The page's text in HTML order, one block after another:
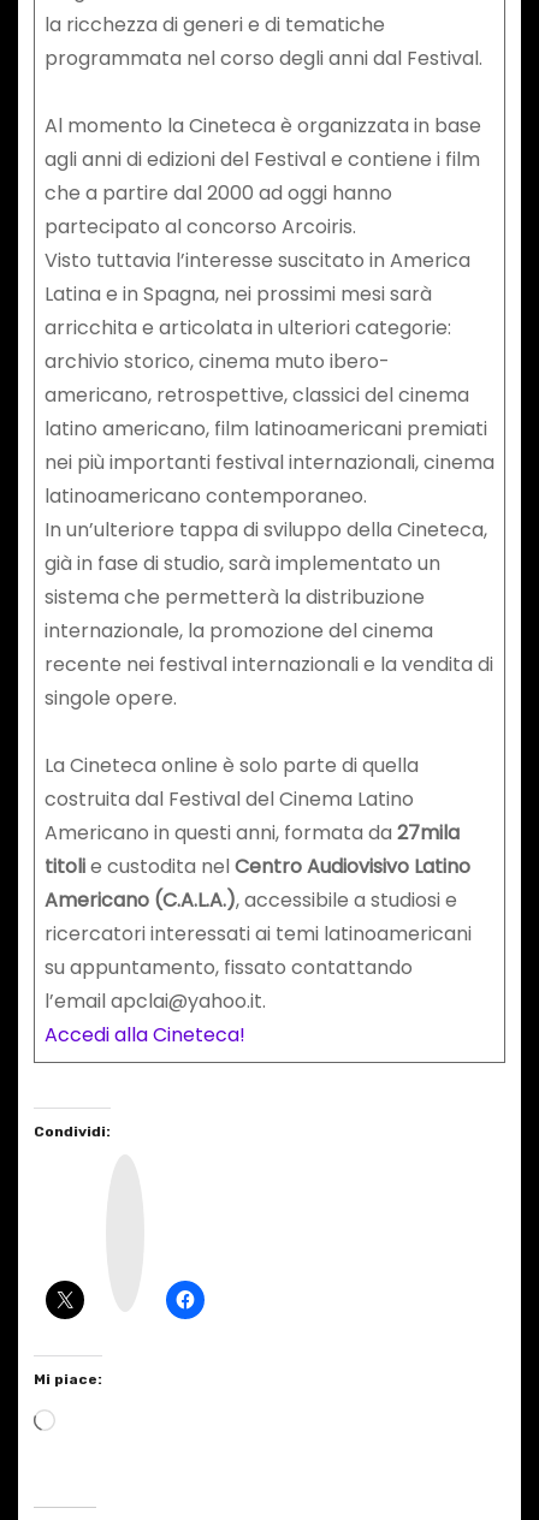
la ricchezza di generi e di tematiche
programmata nel corso degli anni dal Festival.
Al momento la Cineteca è organizzata in base
agli anni di edizioni del Festival e contiene i film
che a partire dal 2000 ad oggi hanno
partecipato al concorso Arcoiris.
Visto tuttavia l’interesse suscitato in America
Latina e in Spagna, nei prossimi mesi sarà
arricchita e articolata in ulteriori categorie:
archivio storico, cinema muto ibero-
americano, retrospettive, classici del cinema
latino americano, film latinoamericani premiati
nei più importanti festival internazionali, cinema
latinoamericano contemporaneo.
In un’ulteriore tappa di sviluppo della Cineteca,
già in fase di studio, sarà implementato un
sistema che permetterà la distribuzione
internazionale, la promozione del cinema
recente nei festival internazionali e la vendita di
singole opere.
La Cineteca online è solo parte di quella
costruita dal Festival del Cinema Latino
Americano in questi anni, formata da 27mila
titolie custodita nelCentro Audiovisivo Latino
Americano (C.A.L.A.), accessibile a studiosi e
ricercatori interessati ai temi latinoamericani
su appuntamento, fissato contattando
l’email apclai@yahoo.it.
Accedi alla Cineteca!
Condividi:
Mi piace:
C